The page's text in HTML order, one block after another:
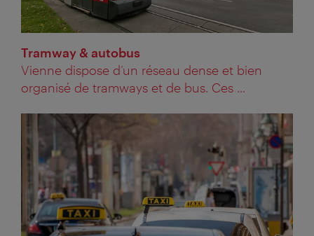
Tramway & autobus
Vienne dispose d’un réseau dense et bien
organisé de tramways et de bus. Ces ...